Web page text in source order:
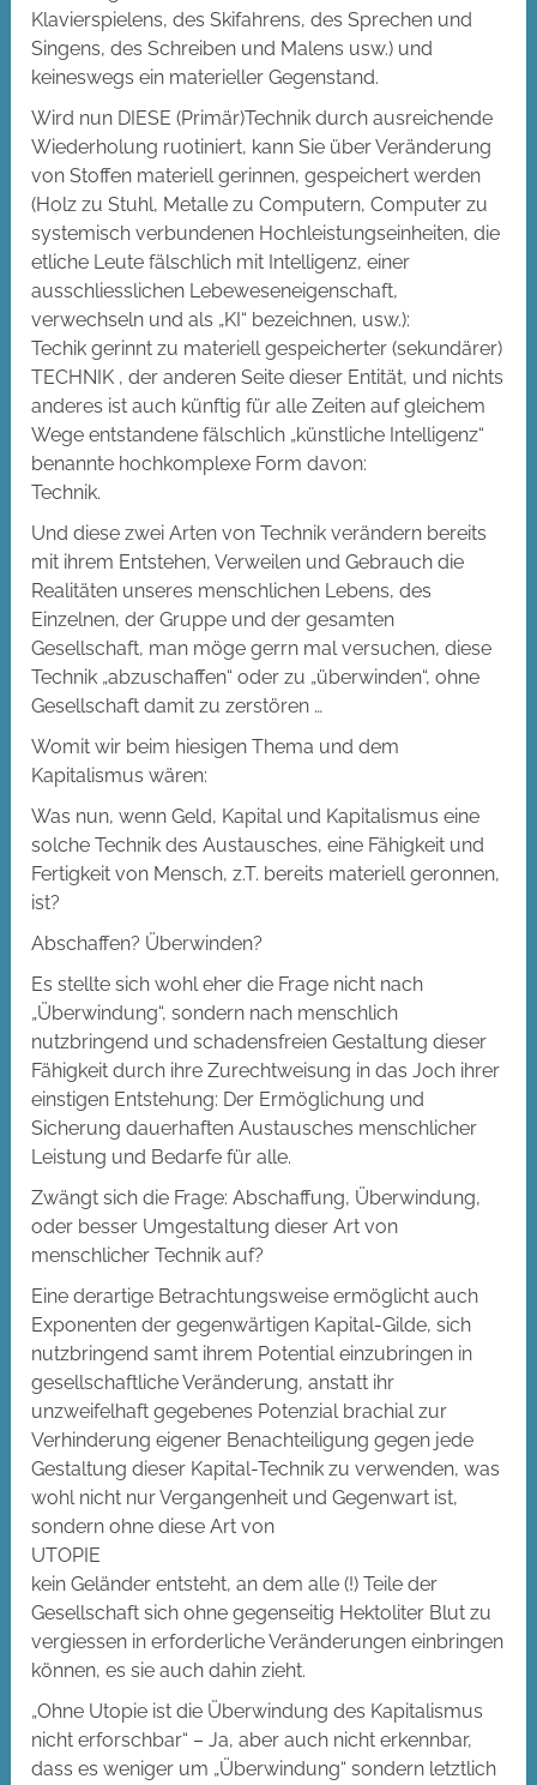
Klavierspielens, des Skifahrens, des Sprechen und
Singens, des Schreiben und Malens usw.) und
keineswegs ein materieller Gegenstand.
Wird nun DIESE (Primär)Technik durch ausreichende
Wiederholung ruotiniert, kann Sie über Veränderung
von Stoffen materiell gerinnen, gespeichert werden
(Holz zu Stuhl, Metalle zu Computern, Computer zu
systemisch verbundenen Hochleistungseinheiten, die
etliche Leute fälschlich mit Intelligenz, einer
ausschliesslichen Lebeweseneigenschaft,
verwechseln und als „KI“ bezeichnen, usw.):
Techik gerinnt zu materiell gespeicherter (sekundärer)
TECHNIK , der anderen Seite dieser Entität, und nichts
anderes ist auch künftig für alle Zeiten auf gleichem
Wege entstandene fälschlich „künstliche Intelligenz“
benannte hochkomplexe Form davon:
Technik.
Und diese zwei Arten von Technik verändern bereits
mit ihrem Entstehen, Verweilen und Gebrauch die
Realitäten unseres menschlichen Lebens, des
Einzelnen, der Gruppe und der gesamten
Gesellschaft, man möge gerrn mal versuchen, diese
Technik „abzuschaffen“ oder zu „überwinden“, ohne
Gesellschaft damit zu zerstören …
Womit wir beim hiesigen Thema und dem
Kapitalismus wären:
Was nun, wenn Geld, Kapital und Kapitalismus eine
solche Technik des Austausches, eine Fähigkeit und
Fertigkeit von Mensch, z.T. bereits materiell geronnen,
ist?
Abschaffen? Überwinden?
Es stellte sich wohl eher die Frage nicht nach
„Überwindung“, sondern nach menschlich
nutzbringend und schadensfreien Gestaltung dieser
Fähigkeit durch ihre Zurechtweisung in das Joch ihrer
einstigen Entstehung: Der Ermöglichung und
Sicherung dauerhaften Austausches menschlicher
Leistung und Bedarfe für alle.
Zwängt sich die Frage: Abschaffung, Überwindung,
oder besser Umgestaltung dieser Art von
menschlicher Technik auf?
Eine derartige Betrachtungsweise ermöglicht auch
Exponenten der gegenwärtigen Kapital-Gilde, sich
nutzbringend samt ihrem Potential einzubringen in
gesellschaftliche Veränderung, anstatt ihr
unzweifelhaft gegebenes Potenzial brachial zur
Verhinderung eigener Benachteiligung gegen jede
Gestaltung dieser Kapital-Technik zu verwenden, was
wohl nicht nur Vergangenheit und Gegenwart ist,
sondern ohne diese Art von
UTOPIE
kein Geländer entsteht, an dem alle (!) Teile der
Gesellschaft sich ohne gegenseitig Hektoliter Blut zu
vergiessen in erforderliche Veränderungen einbringen
können, es sie auch dahin zieht.
„Ohne Utopie ist die Überwindung des Kapitalismus
nicht erforschbar“ – Ja, aber auch nicht erkennbar,
dass es weniger um „Überwindung“ sondern letztlich